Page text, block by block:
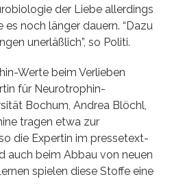
der Liebe allerdings
noch länger dauern. “Dazu
unerläßlich”, so Politi.
Werte beim Verlieben
für Neurotrophin-
Bochum, Andrea Blöchl,
tragen etwa zur
die Expertin im pressetext-
auch beim Abbau von neuen
spielen diese Stoffe eine